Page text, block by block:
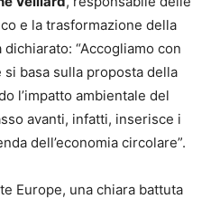
e la trasformazione della
“Accogliamo con
si basa sulla proposta della
l’impatto ambientale del
avanti, infatti, inserisce i
dell’economia circolare”.
Europe, una chiara battuta